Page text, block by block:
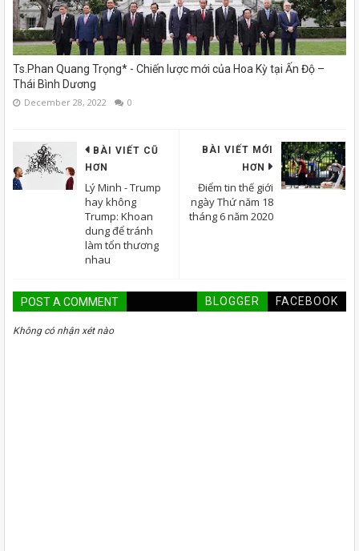
Ts.Phan Quang Trọng* - Chiến lược mới của Hoa Kỳ tại Ấn Độ –
Thái Bình Dương
December 28, 2022 0
BÀI VIẾT MỚI
HƠN
Điểm tin thế giới
ngày Thứ năm 18
tháng 6 năm 2020
BÀI VIẾT CŨ
HƠN
Lý Minh - Trump
hay không
Trump: Khoan
dung để tránh
làm tổn thương
nhau
POST A COMMENT BLOGGER FACEBOOK
Không có nhận xét nào